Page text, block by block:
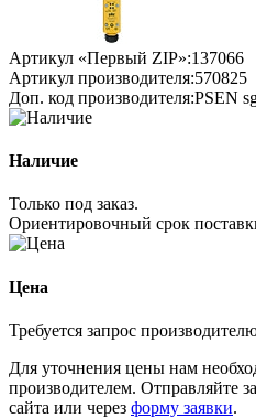
Артикул «Первый ZIP»:137066
Артикул производителя:570825
Доп. код производителя:PSEN
Наличие
Только под заказ.
Ориентировочный срок
Цена
Требуется запрос
Для уточнения цены нам
производителем. Отправляйте
сайта или через форму заявки.